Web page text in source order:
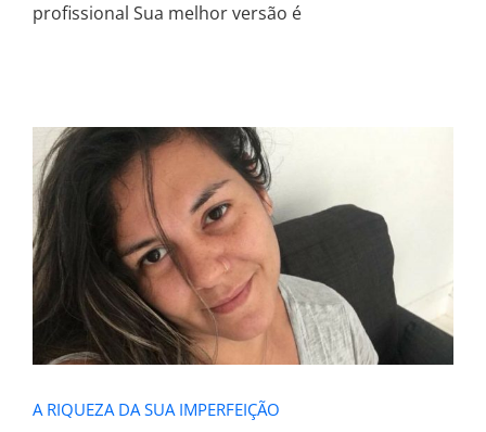
profissional Sua melhor versão é
A RIQUEZA DA SUA IMPERFEIÇÃO
A RIQUEZA DA SUA IMPERFEIÇÃO